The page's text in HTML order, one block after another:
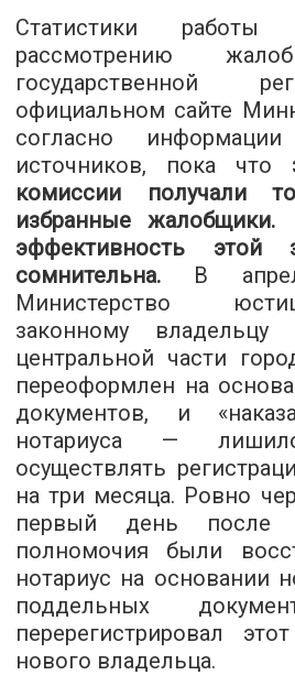
Статистики
рассмотрению
государственной
официальном сайте
согласно
источников, пока что
комиссии получали
избранные
эффективность этой
сомнительна. В
Министерство
законному владельцу
центральной части
переоформлен на
документов, и
нотариуса —
осуществлять
на три месяца. Ровно
первый день после
полномочия были
нотариус на основании
поддельных
перерегистрировал
нового владельца.